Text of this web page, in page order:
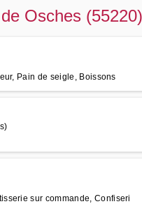
Osches (55220)
Pain de seigle, Boissons
sur commande, Confiseri